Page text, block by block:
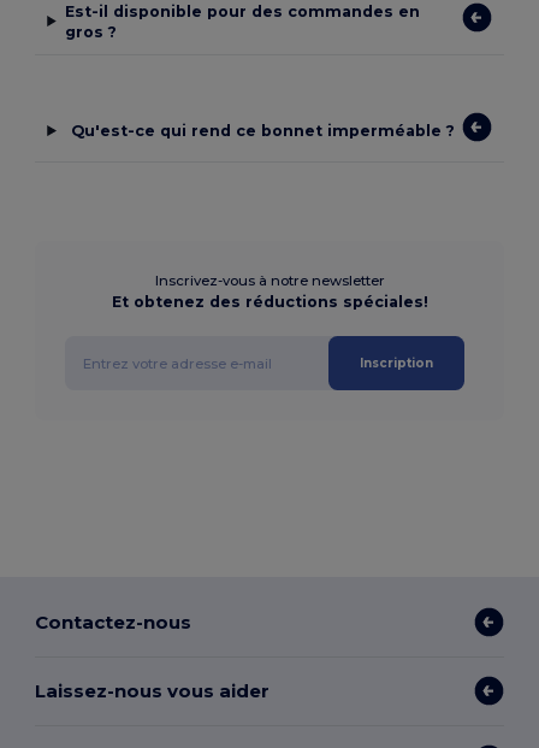
Est-il disponible pour des commandes en
gros ?
Qu'est-ce qui rend ce bonnet imperméable ?
Inscrivez-vous à notre newsletter
Et obtenez des réductions spéciales!
Inscription
Contactez-nous
Laissez-nous vous aider